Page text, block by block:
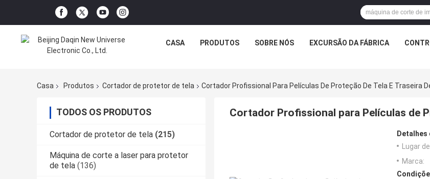
CASA PRODUTOS SOBRE NÓS EXCURSÃO DA FÁBRICA
Casa Produtos Cortador de protetor de tela Cortador Profissional Para Películas De Proteção De Tela E Traseira
TODOS OS PRODUTOS
Cortador de protetor de tela (215)
Máquina de corte a laser para protetor
de tela (136)
Cortador Profissional para Películas de
Lugar
Marca: